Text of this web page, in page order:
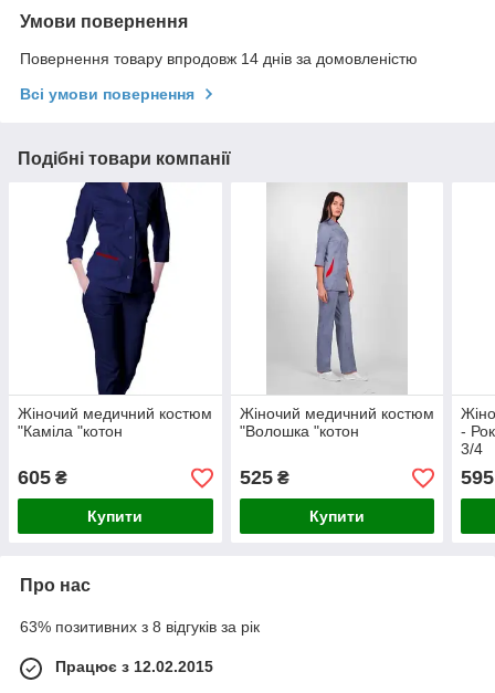
Умови повернення
Повернення товару впродовж 14 днів за домовленістю
Всі умови повернення
Подібні товари компанії
Жіночий медичний костюм
"Каміла "котон
605 ₴
Купити
Жіночий медичний костюм
"Волошка "котон
525₴
Купити
-
3/4
595
Про нас
63% позитивних з 8 відгуків за рік
Працює з 12.02.2015